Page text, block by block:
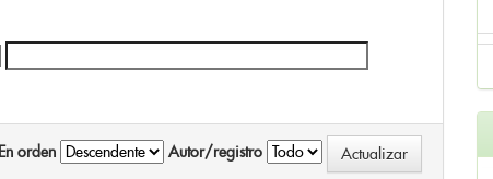
En orden Autor/registro